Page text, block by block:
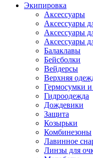
Экипировка
Аксессуары
Аксессуары
Аксессуары
Аксессуары
Балаклавы
Бейсболки
Вейдерсы
Верхняя
Гермосумки
Гидроодежда
Дождевики
Защита
Козырьки
Комбинезоны
Лавинное
Линзы для